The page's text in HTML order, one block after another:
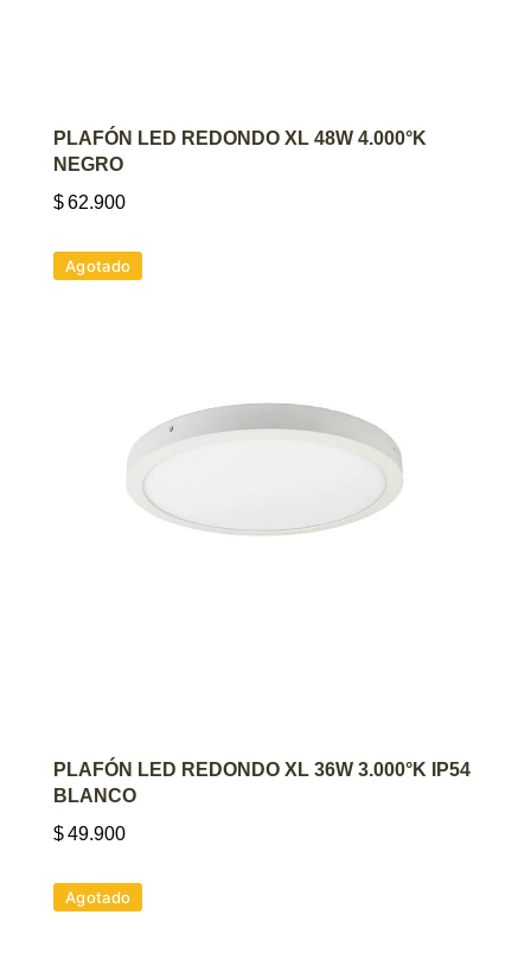
AGREGAR AL CARRITO
PLAFÓN LED REDONDO XL 48W 4.000°K
NEGRO
$62.900
Agotado
AGREGAR AL CARRITO
PLAFÓN LED REDONDO XL 36W 3.000°K IP54
BLANCO
$49.900
Agotado